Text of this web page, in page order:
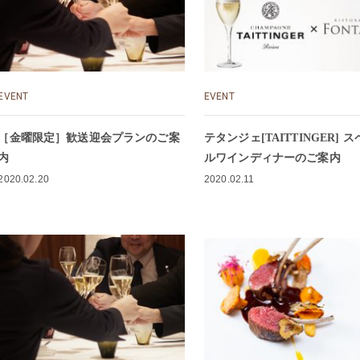
金曜限定］歓送迎会プランのご案
EVENT
テタンジェ[TAITTINGER] スペシャ
ルワインディナーのご案内
2020.02.11